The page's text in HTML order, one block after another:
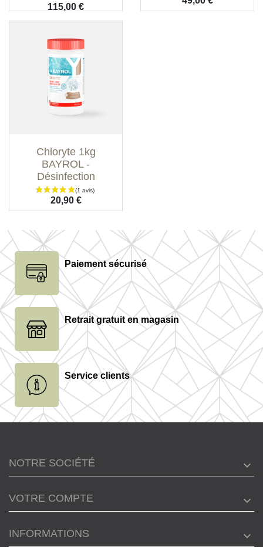
Prix
115,00 €
Chloryte 1kg
BAYROL -
Désinfection
Prix
20,90 €
Paiement sécurisé
Retrait gratuit en magasin
Service clients
NOTRE SOCIÉTÉ
VOTRE COMPTE
INFORMATIONS